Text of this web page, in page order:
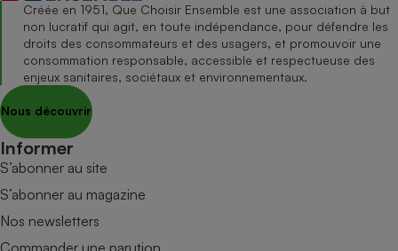
Créée en 1951, Que Choisir Ensemble est une association à but
non lucratif qui agit, en toute indépendance, pour défendre les
droits des consommateurs et des usagers, et promouvoir une
consommation responsable, accessible et respectueuse des
enjeux sanitaires, sociétaux et environnementaux.
Nous découvrir
Informer
S’abonner au site
S’abonner au magazine
Nos newsletters
Commander une parution